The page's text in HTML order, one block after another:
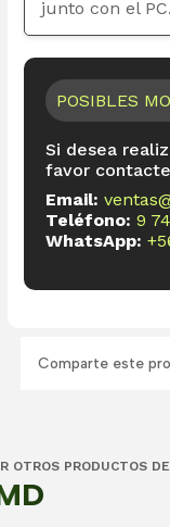
junto con el PC.
POSIBLES
Si desea
favor
Email:
Teléfono: 9
WhatsApp:
Comparte este
OTROS PRODUCTOS DE